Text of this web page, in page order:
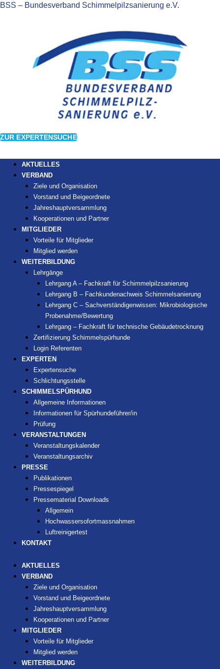
BSS – Bundesverband Schimmelpilzsanierung e.V.
ZUR EXPERTENSUCHE
AKTUELLES
VERBAND
Ziele und Organisation
Vorstand und Beigeordnete
Jahreshauptversammlung
Kooperationen und Partner
MITGLIEDER
Vorteile für Mitglieder
Mitglied werden
WEITERBILDUNG
Lehrgänge
Lehrgang A – Fachkraft für Schimmelpilzsanierung
Lehrgang B – Fachkundenachweis Schimmelsanierung
Lehrgang C – Sachverständigenwissen: Mikrobiologische
Probenahme/Bewertung
Lehrgang – Fachkraft für technische Gebäudetrocknung
Zertifizierung Schimmelspürhunde
Login Referenten
EXPERTEN
Expertensuche
Schlichtungsstelle
SCHIMMELSPÜRHUND
Allgemeine Informationen
Informationen für Spürhundeführer/in
Prüfung
VERANSTALTUNGEN
Veranstaltungskalender
Veranstaltungsarchiv
PRESSE
Publikationen
Pressespiegel
Pressematerial Downloads
Allgemein
Hochwassersofortmassnahmen
Luftreinigertest
KONTAKT
AKTUELLES
VERBAND
Ziele und Organisation
Vorstand und Beigeordnete
Jahreshauptversammlung
Kooperationen und Partner
MITGLIEDER
Vorteile für Mitglieder
Mitglied werden
WEITERBILDUNG